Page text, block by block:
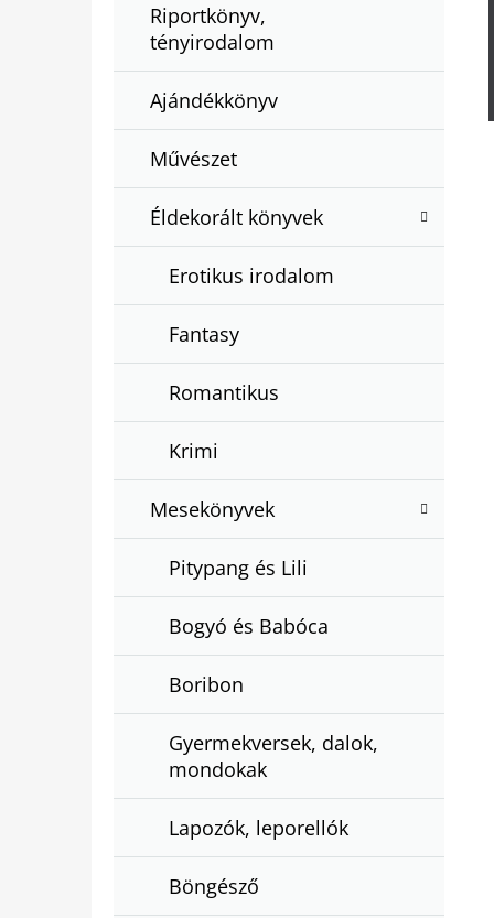
Riportkönyv,
tényirodalom
Ajándékkönyv
Művészet
Éldekorált könyvek
Erotikus irodalom
Fantasy
Romantikus
Krimi
Mesekönyvek
Pitypang és Lili
Bogyó és Babóca
Boribon
Gyermekversek, dalok,
mondokak
Lapozók, leporellók
Böngésző